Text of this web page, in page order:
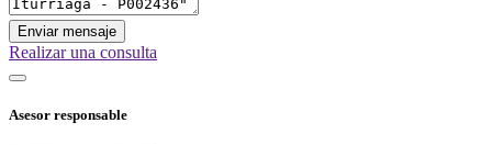
Enviar mensaje
Realizar una consulta
Asesor responsable